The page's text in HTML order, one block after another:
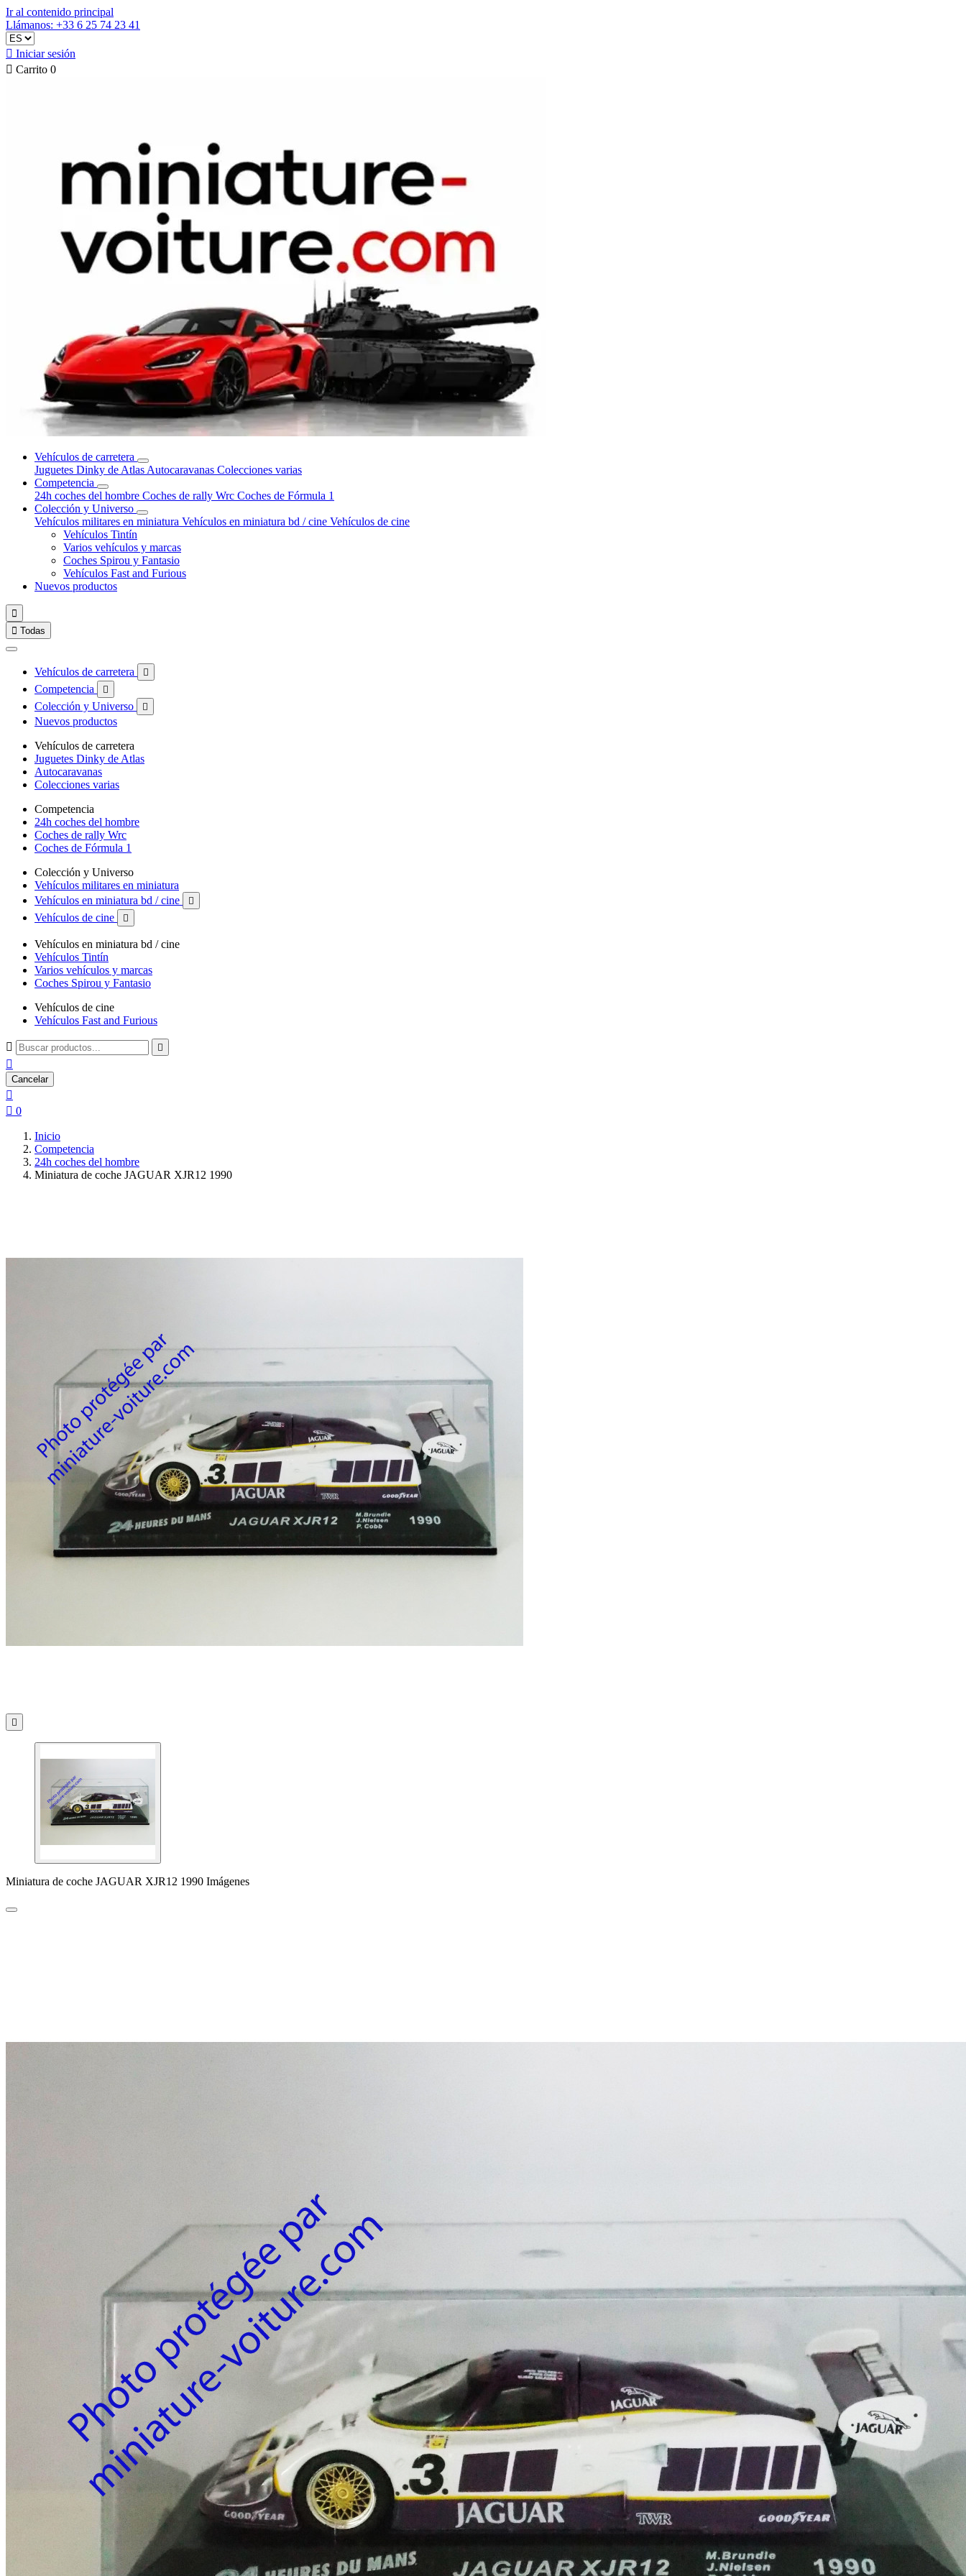
Ir al contenido principal
Llámanos: +33 6 25 74 23 41
 Iniciar sesión
 Carrito 0
Vehículos de carretera
Juguetes Dinky de Atlas Autocaravanas Colecciones varias
Competencia
24h coches del hombre Coches de rally Wrc Coches de Fórmula 1
Colección y Universo
Vehículos militares en miniatura Vehículos en miniatura bd / cine Vehículos de cine
Vehículos Tintín
Varios vehículos y marcas
Coches Spirou y Fantasio
Vehículos Fast and Furious
Nuevos productos

 Todas
Vehículos de carretera 
Competencia 
Colección y Universo 
Nuevos productos
Vehículos de carretera
Juguetes Dinky de Atlas
Autocaravanas
Colecciones varias
Competencia
24h coches del hombre
Coches de rally Wrc
Coches de Fórmula 1
Colección y Universo
Vehículos militares en miniatura
Vehículos en miniatura bd / cine

Vehículos de cine 
Vehículos en miniatura bd / cine
Vehículos Tintín
Varios vehículos y marcas
Coches Spirou y Fantasio
Vehículos de cine
Vehículos Fast and Furious
 

Cancelar

 0
Inicio
Competencia
24h coches del hombre
Miniatura de coche JAGUAR XJR12 1990

Miniatura de coche JAGUAR XJR12 1990 Imágenes